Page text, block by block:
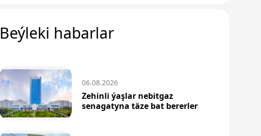
Beýleki habarlar
06.08.2026
Zehinli ýaşlar nebitgaz
senagatyna täze bat bererler